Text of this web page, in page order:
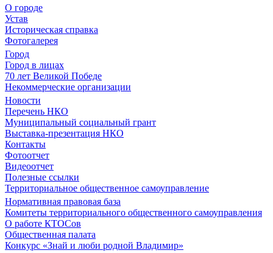
О городе
Устав
Историческая справка
Фотогалерея
Город
Город в лицах
70 лет Великой Победе
Некоммерческие организации
Новости
Перечень НКО
Муниципальный социальный грант
Выставка-презентация НКО
Контакты
Фотоотчет
Видеоотчет
Полезные ссылки
Территориальное общественное самоуправление
Нормативная правовая база
Комитеты территориального общественного самоуправления
О работе КТОСов
Общественная палата
Конкурс «Знай и люби родной Владимир»